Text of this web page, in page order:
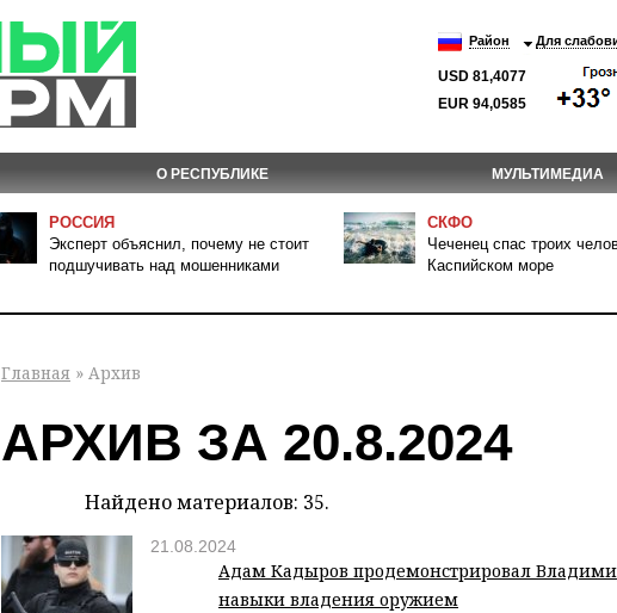
Район Для
USD 81,4077
EUR 94,0585
О РЕСПУБЛИКЕ МУЛЬТИМЕДИА
РОССИЯ
Эксперт объяснил, почему не стоит
подшучивать над мошенниками
СКФО
Чеченец спас троих
Каспийском море
Главная » Архив
АРХИВ ЗА 20.8.2024
Найдено материалов: 35.
21.08.2024
Адам Кадыров продемонстрировал
навыки владения оружием